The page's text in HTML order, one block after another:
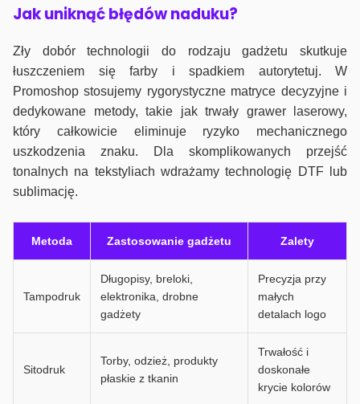
Jak uniknąć błędów naduku?
Zły dobór technologii do rodzaju gadżetu skutkuje
łuszczeniem się farby i spadkiem autorytetuj. W
Promoshop stosujemy rygorystyczne matryce decyzyjne i
dedykowane metody, takie jak trwały grawer laserowy,
który całkowicie eliminuje ryzyko mechanicznego
uszkodzenia znaku. Dla skomplikowanych przejść
tonalnych na tekstyliach wdrażamy technologię DTF lub
sublimację.
Metoda Zastosowanie gadżetu Zalety
Tampodruk
Długopisy, breloki,
elektronika, drobne
gadżety
Precyzja przy
małych
detalach logo
Sitodruk
Torby, odzież, produkty
płaskie z tkanin
Trwałość i
doskonałe
krycie kolorów